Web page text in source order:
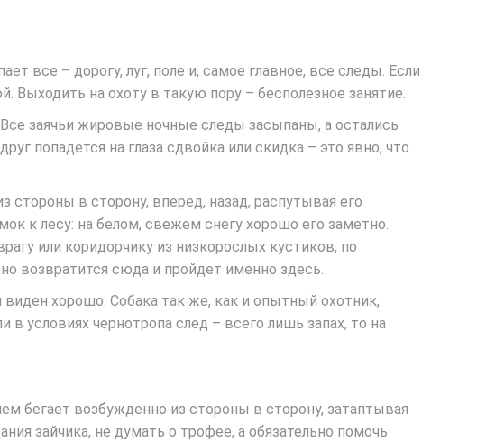
все – дорогу, луг, поле и, самое главное, все следы. Если
на охоту в такую пору – бесполезное занятие.
заячьи жировые ночные следы засыпаны, а остались
попадется на глаза сдвойка или скидка – это явно, что
в сторону, вперед, назад, распутывая его
к лесу: на белом, свежем снегу хорошо его заметно.
или коридорчику из низкорослых кустиков, по
возвратится сюда и пройдет именно здесь.
хорошо. Собака так же, как и опытный охотник,
в условиях чернотропа след – всего лишь запах, то на
бегает возбужденно из стороны в сторону, затаптывая
зайчика, не думать о трофее, а обязательно помочь